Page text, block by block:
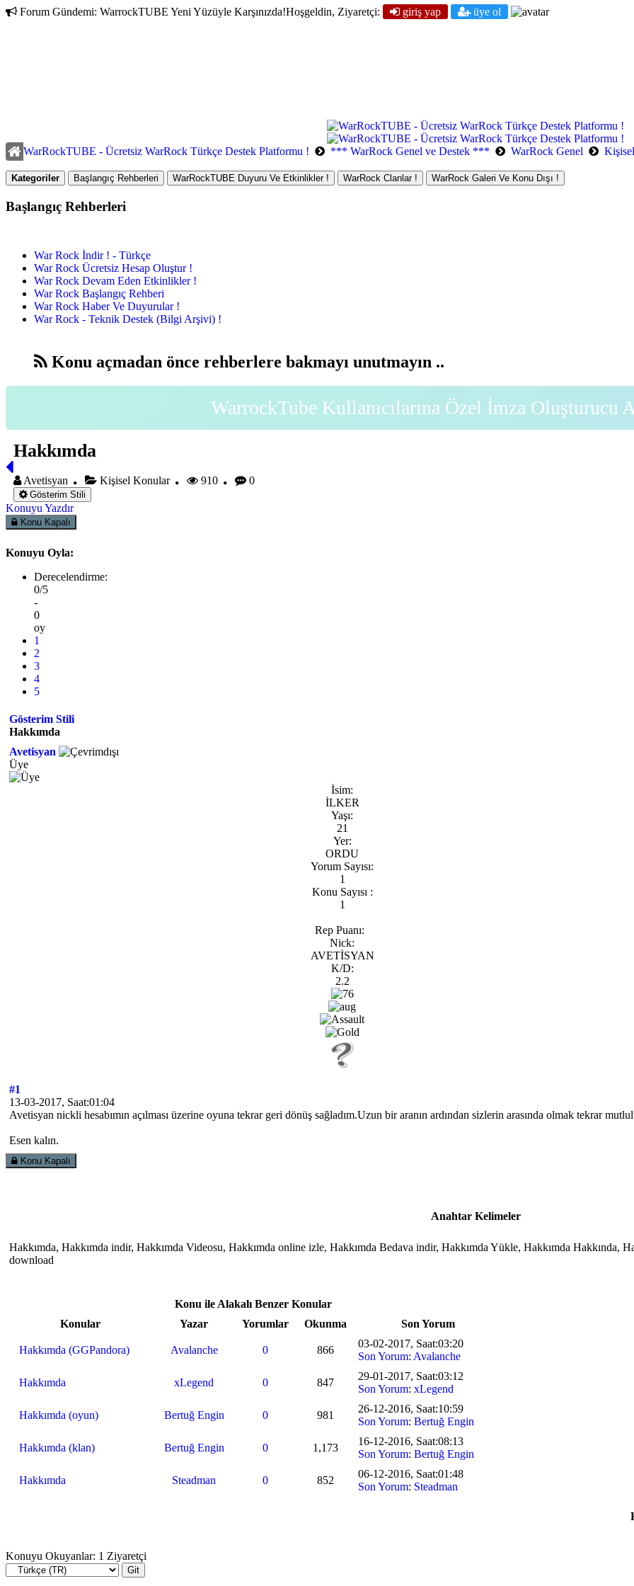
Forum Gündemi: WarrockTUBE Yeni Yüzüyle Karşınızda!Hoşgeldin, Ziyaretçi: giriş yap üye ol
WarRockTUBE - Ücretsiz WarRock Türkçe Destek Platformu ! *** WarRock Genel ve Destek *** WarRock Genel
Kategoriler Başlangıç Rehberleri WarRockTUBE Duyuru Ve Etkinlikler ! WarRock Clanlar ! WarRock Galeri Ve Konu Dışı !
Başlangıç Rehberleri
War Rock İndir ! - Türkçe
War Rock Ücretsiz Hesap Oluştur !
War Rock Devam Eden Etkinlikler !
War Rock Başlangıç Rehberi
War Rock Haber Ve Duyurular !
War Rock - Teknik Destek (Bilgi Arşivi) !
Konu açmadan önce rehberlere bakmayı unutmayın ..
WarrockTube Kullanıcılarına Özel İmza
Hakkımda
Avetisyan Kişisel Konular 910 0
Gösterim Stili
Konuyu Yazdır
Konu Kapalı
Konuyu Oyla:
Derecelendirme:
0/5
-
0
oy
1
2
3
4
5
Gösterim Stili
Hakkımda
Avetisyan
Üye
İsim:
İLKER
Yaşı:
21
Yer:
ORDU
Yorum Sayısı:
1
Konu Sayısı :
1
Rep Puanı:
Nick:
AVETİSYAN
K/D:
2.2
#1
13-03-2017, Saat:01:04
Avetisyan nickli hesabımın açılması üzerine oyuna tekrar geri dönüş sağladım.Uzun bir aranın ardından sizlerin arasında olmak tekrar
Esen kalın.
Konu Kapalı
Anahtar Kelimeler
Hakkımda, Hakkımda indir, Hakkımda Videosu, Hakkımda online izle, Hakkımda Bedava indir, Hakkımda Yükle, Hakkımda Hakkında,
download
Konu ile Alakalı Benzer Konular
Konular
Yazar Yorumlar Okunma Son Yorum
Hakkımda (GGPandora) Avalanche 0 866
03-02-2017, Saat:03:20
Son Yorum: Avalanche
Hakkımda xLegend 0 847
29-01-2017, Saat:03:12
Son Yorum: xLegend
Hakkımda (oyun) Bertuğ Engin 0 981
26-12-2016, Saat:10:59
Son Yorum: Bertuğ Engin
Hakkımda (klan) Bertuğ Engin 0 1,173
16-12-2016, Saat:08:13
Son Yorum: Bertuğ Engin
Hakkımda Steadman 0 852
06-12-2016, Saat:01:48
Son Yorum: Steadman
Konuyu Okuyanlar: 1 Ziyaretçi